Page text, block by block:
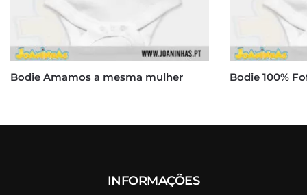
Bodie Amamos a mesma mulher Bodie 100%
INFORMAÇÕES